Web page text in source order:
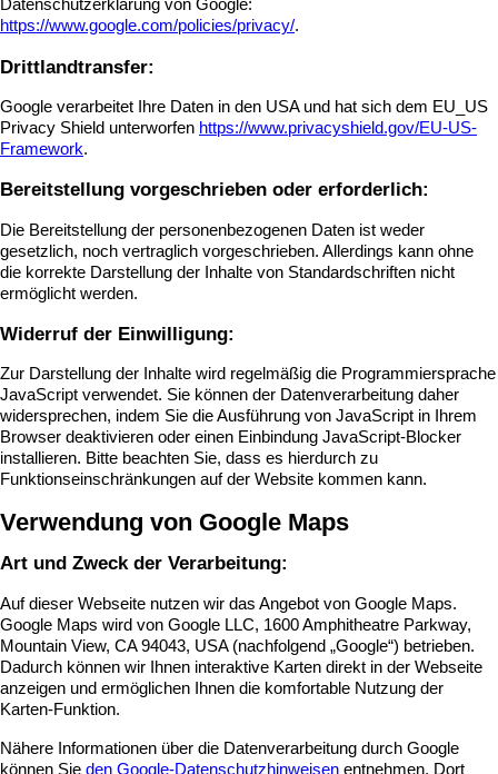
Datenschutzerklärung von Google:
https://www.google.com/policies/privacy/.
Drittlandtransfer:
Google verarbeitet Ihre Daten in den USA und hat sich dem EU_US
Privacy Shield unterworfen https://www.privacyshield.gov/EU-US-
Framework.
Bereitstellung vorgeschrieben oder erforderlich:
Die Bereitstellung der personenbezogenen Daten ist weder
gesetzlich, noch vertraglich vorgeschrieben. Allerdings kann ohne
die korrekte Darstellung der Inhalte von Standardschriften nicht
ermöglicht werden.
Widerruf der Einwilligung:
Zur Darstellung der Inhalte wird regelmäßig die Programmiersprache
JavaScript verwendet. Sie können der Datenverarbeitung daher
widersprechen, indem Sie die Ausführung von JavaScript in Ihrem
Browser deaktivieren oder einen Einbindung JavaScript-Blocker
installieren. Bitte beachten Sie, dass es hierdurch zu
Funktionseinschränkungen auf der Website kommen kann.
Verwendung von Google Maps
Art und Zweck der Verarbeitung:
Auf dieser Webseite nutzen wir das Angebot von Google Maps.
Google Maps wird von Google LLC, 1600 Amphitheatre Parkway,
Mountain View, CA 94043, USA (nachfolgend „Google“) betrieben.
Dadurch können wir Ihnen interaktive Karten direkt in der Webseite
anzeigen und ermöglichen Ihnen die komfortable Nutzung der
Karten-Funktion.
Nähere Informationen über die Datenverarbeitung durch Google
können Sie den Google-Datenschutzhinweisen entnehmen. Dort